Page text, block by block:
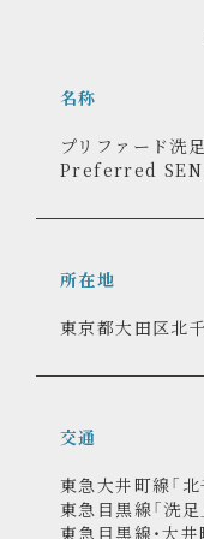
プリファード洗足